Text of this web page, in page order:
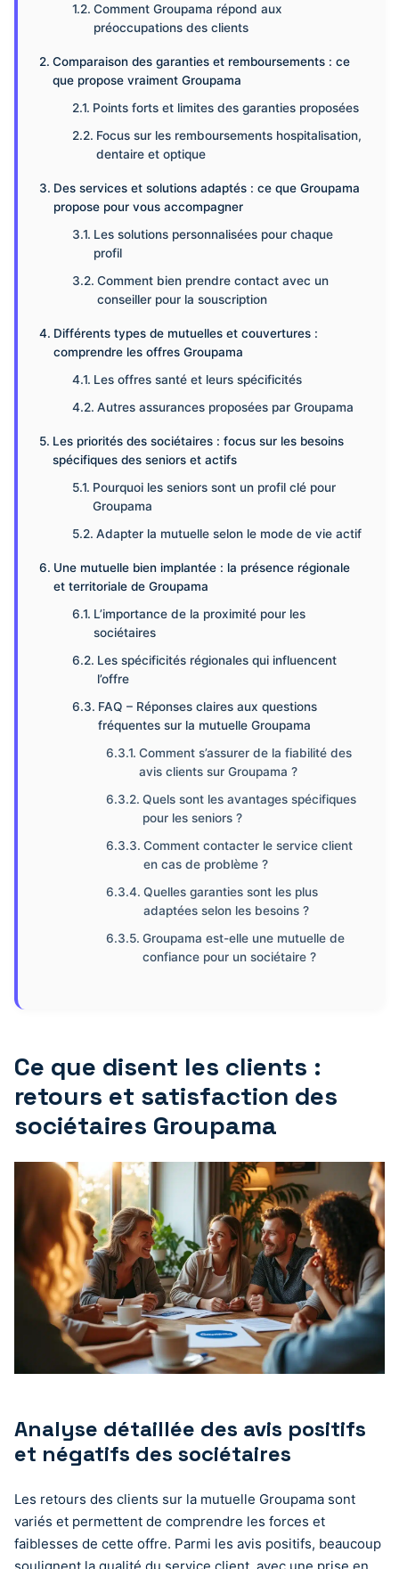
Comment Groupama répond aux
préoccupations des clients
Comparaison des garanties et remboursements : ce
que propose vraiment Groupama
Points forts et limites des garanties proposées
Focus sur les remboursements hospitalisation,
dentaire et optique
Des services et solutions adaptés : ce que Groupama
propose pour vous accompagner
Les solutions personnalisées pour chaque
profil
Comment bien prendre contact avec un
conseiller pour la souscription
Différents types de mutuelles et couvertures :
comprendre les offres Groupama
Les offres santé et leurs spécificités
Autres assurances proposées par Groupama
Les priorités des sociétaires : focus sur les besoins
spécifiques des seniors et actifs
Pourquoi les seniors sont un profil clé pour
Groupama
Adapter la mutuelle selon le mode de vie actif
Une mutuelle bien implantée : la présence régionale
et territoriale de Groupama
L’importance de la proximité pour les
sociétaires
Les spécificités régionales qui influencent
l’offre
FAQ – Réponses claires aux questions
fréquentes sur la mutuelle Groupama
Comment s’assurer de la fiabilité des
avis clients sur Groupama ?
Quels sont les avantages spécifiques
pour les seniors ?
Comment contacter le service client
en cas de problème ?
Quelles garanties sont les plus
adaptées selon les besoins ?
Groupama est-elle une mutuelle de
confiance pour un sociétaire ?
Ce que disent les clients :
retours et satisfaction des
sociétaires Groupama
Analyse détaillée des avis positifs
et négatifs des sociétaires
Les retours des clients sur la mutuelle Groupama sont
variés et permettent de comprendre les forces et
faiblesses de cette offre. Parmi les avis positifs, beaucoup